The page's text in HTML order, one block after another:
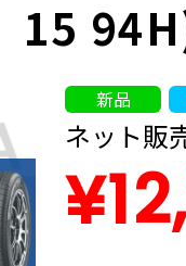
15
新品
ネット販